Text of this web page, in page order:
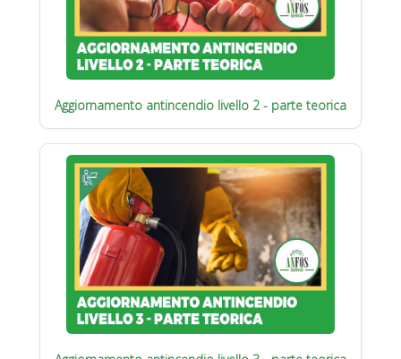
Aggiornamento antincendio livello 2 - parte teorica